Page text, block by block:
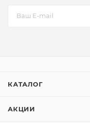
КАТАЛОГ
АКЦИИ